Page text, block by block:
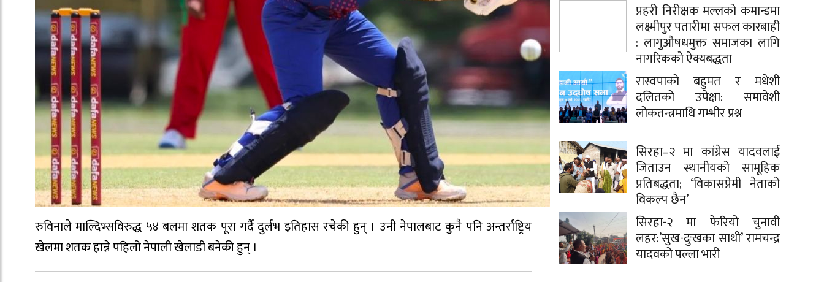
रुविनाले माल्दिभ्सविरुद्ध ५४ बलमा शतक पूरा गर्दै दुर्लभ इतिहास रचेकी हुन् । उनी नेपालबाट कुनै पनि अन्तर्राष्ट्रिय
खेलमा शतक हान्ने पहिलो नेपाली खेलाडी बनेकी हुन् ।
प्रहरी निरीक्षक मल्लको कमान्डमा
लक्ष्मीपुर पतारीमा सफल कारबाही
: लागुऔषधमुक्त समाजका लागि
नागरिकको ऐक्यबद्धता
रास्वपाको बहुमत र मधेशी
दलितको उपेक्षा: समावेशी
लोकतन्त्रमाथि गम्भीर प्रश्न
सिरहा–२ मा कांग्रेस यादवलाई
जिताउन स्थानीयको सामूहिक
प्रतिबद्धता; ‘विकासप्रेमी नेताको
विकल्प छैन’
सिरहा-२ मा फेरियो चुनावी
लहर:’सुख-दुःखका साथी’ रामचन्द्र
यादवको पल्ला भारी